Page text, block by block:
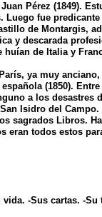
Pérez (1849).
Luego fue
de Montargis,
y descarada
huían de Italia y
ya muy
(1850).
a los
Isidro del
sagrados Libros.
eran todos estos
vida. -Sus cartas. -